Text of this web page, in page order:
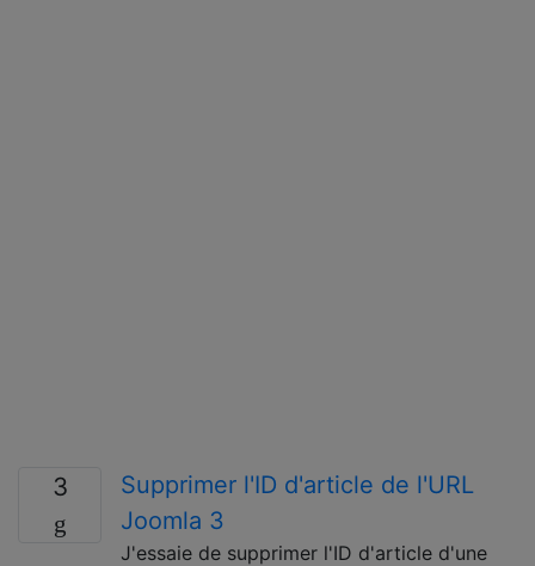
3
Supprimer l'ID d'article de l'URL
Joomla 3
J'essaie de supprimer l'ID d'article d'une